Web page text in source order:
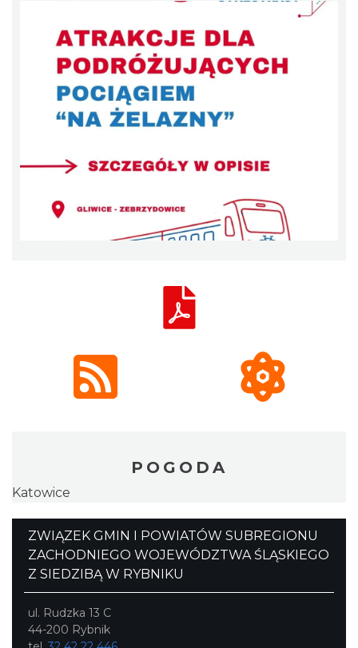
POGODA
Katowice
ZWIĄZEK GMIN I POWIATÓW SUBREGIONU
ZACHODNIEGO WOJEWÓDZTWA ŚLĄSKIEGO
Z SIEDZIBĄ W RYBNIKU
ul. Rudzka 13 C
44-200 Rybnik